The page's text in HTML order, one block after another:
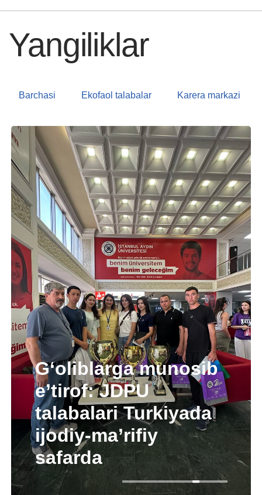
Yangiliklar
Barchasi Ekofaol talabalar Karera markazi
G‘oliblarga munosib
e’tirof: JDPU
talabalari Turkiyada
ijodiy-ma’rifiy
safarda